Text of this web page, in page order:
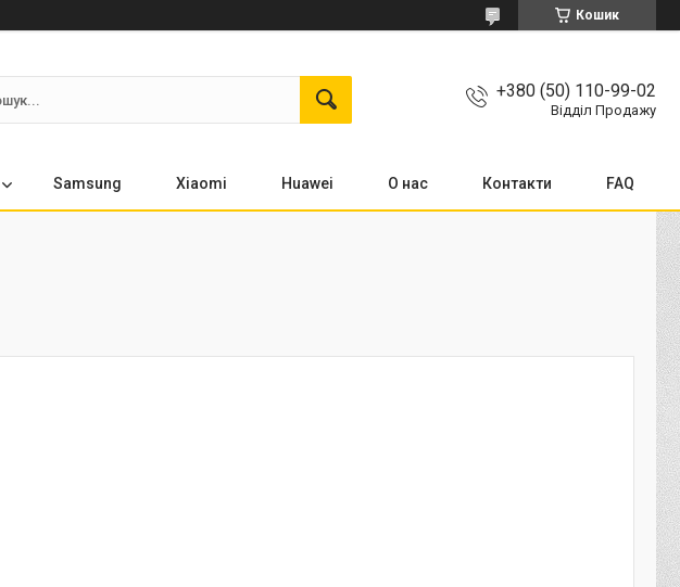
Кошик
+380 (50) 110-99-02
Відділ Продажу
Samsung Xiaomi Huawei О нас Контакти FAQ